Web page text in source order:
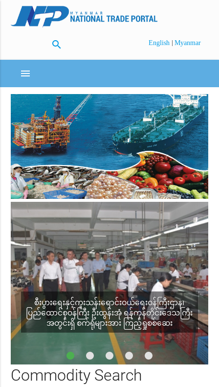
search English | Myanmar
menu
စီးပွားရေးနှင့်ကူးသန်းရောင်းဝယ်ရေးဝန်ကြီးဌာန၊
ပြည်ထောင်စုဝန်ကြီး ဦးထွန်းအုံ ရန်ကုန်တိုင်းဒေသကြီး
အတွင်းရှိ စက်ရုံများအား ကြည့်ရှုစစ်ဆေး
Commodity Search